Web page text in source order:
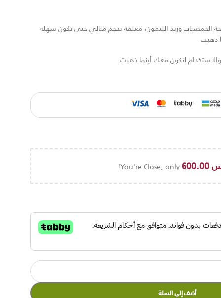
مبلل برائحة الحمضيات وزند الليمون، مغلفة بحجم مثالي حتى تكون سهلة
ذهبت
لتكون معك أينما ذهبت
You're Close, only 600.00
أضف إلي السلة